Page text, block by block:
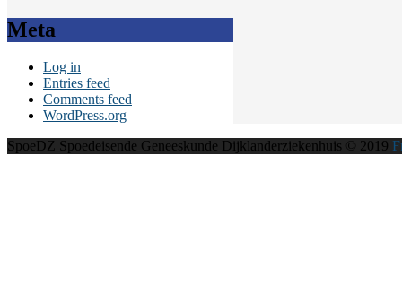
Meta
Log in
Entries feed
Comments feed
WordPress.org
SpoeDZ Spoedeisende Geneeskunde Dijklanderziekenhuis © 2019